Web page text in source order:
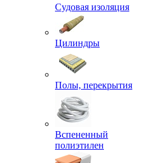
Судовая изоляция
Цилиндры
Полы, перекрытия
Вспененный
полиэтилен